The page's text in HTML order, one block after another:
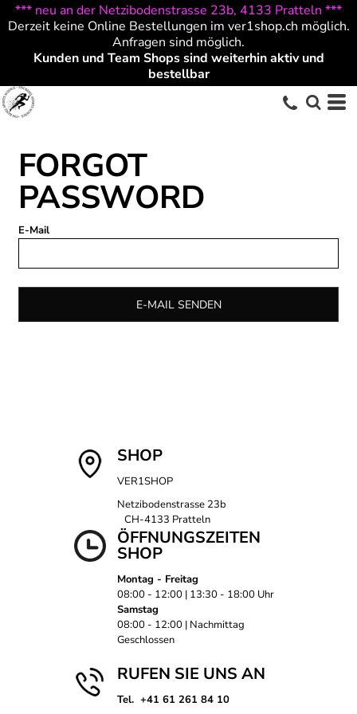
*** neu an der Netzibodenstrasse 23b, 4133 Pratteln ***
Derzeit keine Online Bestellungen im ver1shop.ch möglich.
Anfragen sind möglich.
Kunden und Team Shops sind weiterhin aktiv und
bestellbar
FORGOT
PASSWORD
E-Mail
E-MAIL SENDEN
SHOP
VER1SHOP
Netzibodenstrasse 23b
CH-4133 Pratteln
ÖFFNUNGSZEITEN
SHOP
Montag - Freitag
08:00 - 12:00 | 13:30 - 18:00 Uhr
Samstag
08:00 - 12:00 | Nachmittag
Geschlossen
RUFEN SIE UNS AN
Tel. +41 61 261 84 10